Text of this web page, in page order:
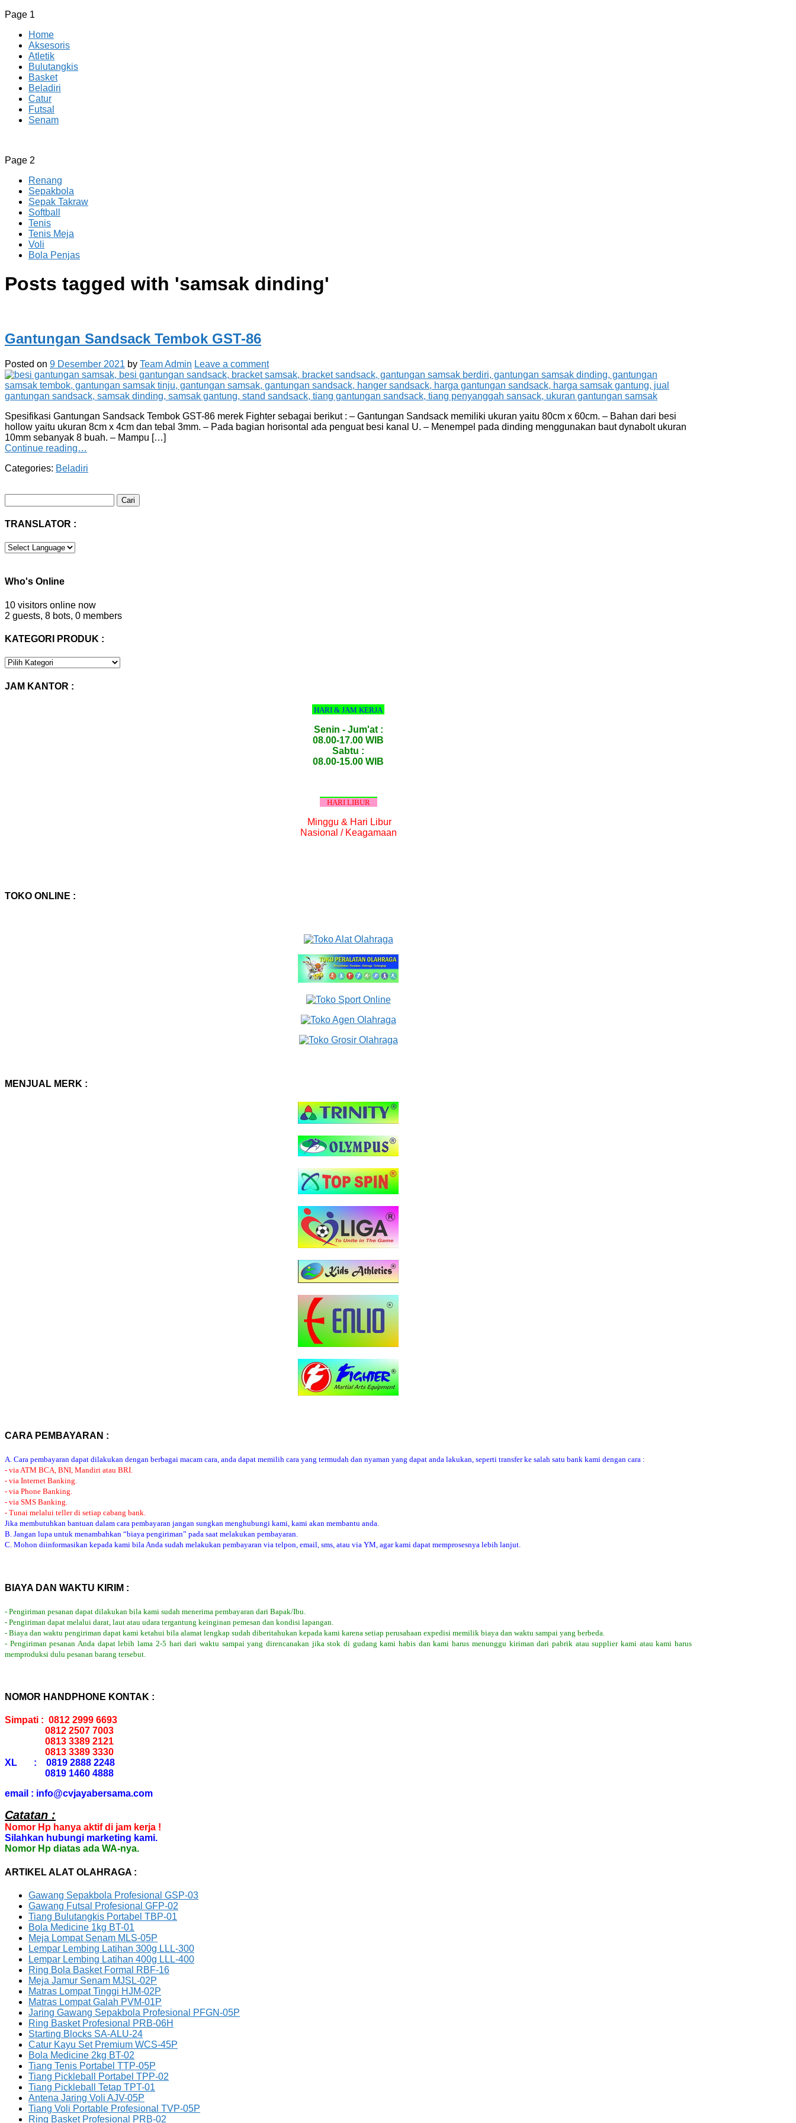
Page 1
Home
Aksesoris
Atletik
Bulutangkis
Basket
Beladiri
Catur
Futsal
Senam
CV JAYA BERSAMA Co Id
Menyediakan Semua Perlengkapan Olahraga Yang Lengkap, Berkualitas Dengan Harga Yang Murah
Page 2
Renang
Sepakbola
Sepak Takraw
Softball
Tenis
Tenis Meja
Voli
Bola Penjas
Posts tagged with 'samsak dinding'
Gantungan Sandsack Tembok GST-86
Posted on 9 Desember 2021 by Team Admin Leave a comment
Spesifikasi Gantungan Sandsack Tembok GST-86 merek Fighter sebagai berikut : – Gantungan Sandsack memiliki ukuran yaitu 80cm x 60cm. – Bahan dari besi
hollow yaitu ukuran 8cm x 4cm dan tebal 3mm. – Pada bagian horisontal ada penguat besi kanal U. – Menempel pada dinding menggunakan baut dynabolt ukuran
10mm sebanyak 8 buah. – Mampu […]
Continue reading…
Categories: Beladiri
untuk:
TRANSLATOR :
Who's Online
10 visitors online now
2 guests, 8 bots, 0 members
KATEGORI PRODUK :
KATEGORI
JAM KANTOR :
HARI & JAM KERJA
Senin - Jum'at :
08.00-17.00 WIB
Sabtu :
08.00-15.00 WIB
HARI LIBUR
Minggu & Hari Libur
Nasional / Keagamaan
TOKO ONLINE :
MENJUAL MERK :
CARA PEMBAYARAN :
A. Cara pembayaran dapat dilakukan dengan berbagai macam cara, anda dapat memilih cara yang termudah dan nyaman yang dapat anda lakukan, seperti transfer ke salah satu bank kami dengan cara :
- via ATM BCA, BNI, Mandiri atau BRI.
- via Internet Banking.
- via Phone Banking.
- via SMS Banking.
- Tunai melalui teller di setiap cabang bank.
Jika membutuhkan bantuan dalam cara pembayaran jangan sungkan menghubungi kami, kami akan membantu anda.
B. Jangan lupa untuk menambahkan “biaya pengiriman” pada saat melakukan pembayaran.
C. Mohon diinformasikan kepada kami bila Anda sudah melakukan pembayaran via telpon, email, sms, atau via YM, agar kami dapat memprosesnya lebih lanjut.
BIAYA DAN WAKTU KIRIM :
- Pengiriman pesanan dapat dilakukan bila kami sudah menerima pembayaran dari Bapak/Ibu.
- Pengiriman dapat melalui darat, laut atau udara tergantung keinginan pemesan dan kondisi lapangan.
- Biaya dan waktu pengiriman dapat kami ketahui bila alamat lengkap sudah diberitahukan kepada kami karena setiap perusahaan expedisi memilik biaya dan waktu sampai yang berbeda.
- Pengiriman pesanan Anda dapat lebih lama 2-5 hari dari waktu sampai yang direncanakan jika stok di gudang kami habis dan kami harus menunggu kiriman dari pabrik atau supplier kami atau kami harus
memproduksi dulu pesanan barang tersebut.
NOMOR HANDPHONE KONTAK :
Simpati : 0812 2999 6693
0812 2507 7003
0813 3389 2121
0813 3389 3330
XL : 0819 2888 2248
0819 1460 4888
email : info@cvjayabersama.com
Catatan :
Nomor Hp hanya aktif di jam kerja !
Silahkan hubungi marketing kami.
Nomor Hp diatas ada WA-nya.
ARTIKEL ALAT OLAHRAGA :
Gawang Sepakbola Profesional GSP-03
Gawang Futsal Profesional GFP-02
Tiang Bulutangkis Portabel TBP-01
Bola Medicine 1kg BT-01
Meja Lompat Senam MLS-05P
Lempar Lembing Latihan 300g LLL-300
Lempar Lembing Latihan 400g LLL-400
Ring Bola Basket Formal RBF-16
Meja Jamur Senam MJSL-02P
Matras Lompat Tinggi HJM-02P
Matras Lompat Galah PVM-01P
Jaring Gawang Sepakbola Profesional PFGN-05P
Ring Basket Profesional PRB-06H
Starting Blocks SA-ALU-24
Catur Kayu Set Premium WCS-45P
Bola Medicine 2kg BT-02
Tiang Tenis Portabel TTP-05P
Tiang Pickleball Portabel TPP-02
Tiang Pickleball Tetap TPT-01
Antena Jaring Voli AJV-05P
Tiang Voli Portable Profesional TVP-05P
Ring Basket Profesional PRB-02